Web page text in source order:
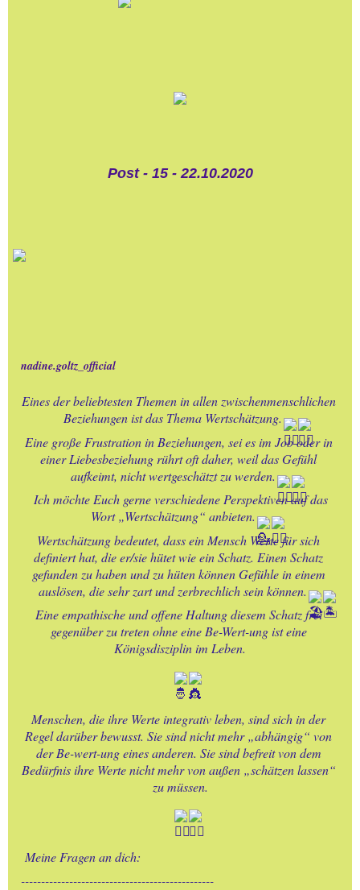
05.-MEIN AACHEN-meine
06.-. - AACHEN - in Wort &
Bild + UMGEBUNG
08.-PERSONENBLOG - 3
09.-PERSONENBLOG - 2
10.-PERSONENBLOG - 1
11.-OOSTENDE +
12.-EIFEL - HOHES VENN +
von HALFERNPARK
13.-BLOG - NATUR -
BEGEGNUNGEN
FOTOGRAFIEN
15.-BESONDERE SEITEN
17.- BINGEN am RHEIN-
16.08.2025-5 Alben mit
Michael Schulz
Post - 15 - 22.10.2020
nadine.goltz_official
Eines der beliebtesten Themen in allen zwischenmenschlichen
Beziehungen ist das Thema Wertschätzung.
Eine große Frustration in Beziehungen, sei es im Job oder in
einer Liebesbeziehung rührt oft daher, weil das Gefühl
aufkeimt, nicht wertgeschätzt zu werden.
Ich möchte Euch gerne verschiedene Perspektiven auf das
Wort „Wertschätzung“ anbieten.
Wertschätzung bedeutet, dass ein Mensch Werte für sich
definiert hat, die er/sie hütet wie ein Schatz. Einen Schatz
gefunden zu haben und zu hüten können Gefühle in einem
auslösen, die sehr zart und zerbrechlich sein können.
Eine empathische und offene Haltung diesem Schatz frei
gegenüber zu treten ohne eine Be-Wert-ung ist eine
Königsdisziplin im Leben.
Menschen, die ihre Werte integrativ leben, sind sich in der
Regel darüber bewusst. Sie sind nicht mehr „abhängig“ von
der Be-wert-ung eines anderen. Sie sind befreit von dem
Bedürfnis ihre Werte nicht mehr von außen „schätzen lassen“
zu müssen.
Meine Fragen an dich:
------------------------------------------------